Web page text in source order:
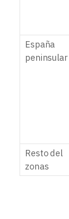
España
peninsular
Resto del
zonas